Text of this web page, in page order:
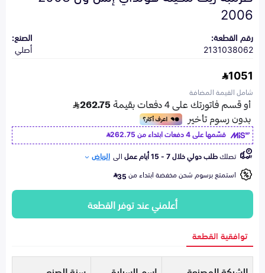
2006
رقم القطعة:
2131038062
الصنع:
أصلي
1051
شامل القيمة المضافة
قسّمها على 4 دفعات ابتداء من
262.75
تصلكطلب دولي خلال 7 - 15 أيام عمل الى الرياض
استمتع برسوم شحن مخفضة ابتداء من35
أعلمني عند توفر القطعة
توافقية القطعة